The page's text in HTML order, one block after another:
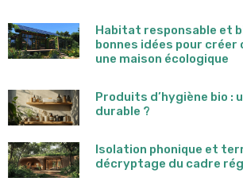
Habitat responsable et
bonnes idées pour
une maison écologique
Produits d’hygiène bio :
durable ?
Isolation phonique et
décryptage du cadre